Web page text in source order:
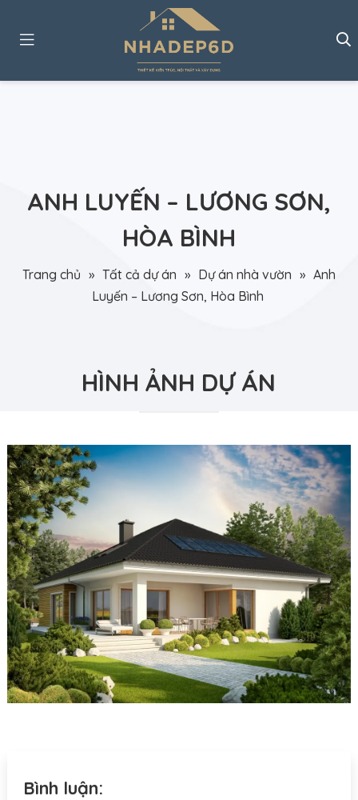
ANH LUYẾN – LƯƠNG SƠN,
HÒA BÌNH
Trang chủ » Tất cả dự án » Dự án nhà vườn » Anh
Luyến – Lương Sơn, Hòa Bình
HÌNH ẢNH DỰ ÁN
Bình luận: